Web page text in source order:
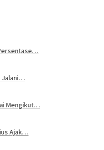
Jalani…
Mengikut…
Ajak…